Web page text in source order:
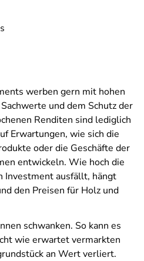
werben gern mit hohen
und dem Schutz der
Renditen sind lediglich
Erwartungen, wie sich die
oder die Geschäfte der
entwickeln. Wie hoch die
Investment ausfällt, hängt
den Preisen für Holz und
schwanken. So kann es
wie erwartet vermarkten
an Wert verliert.